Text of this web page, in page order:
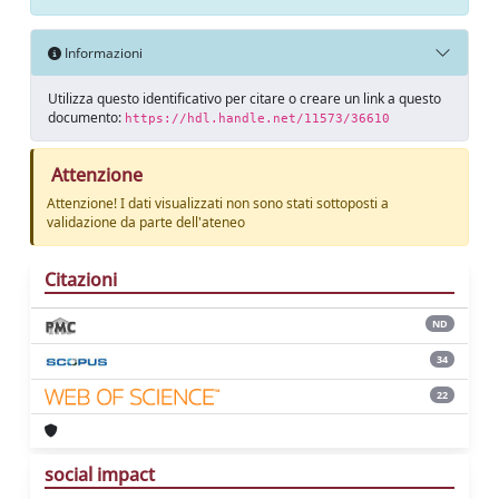
Informazioni
Utilizza questo identificativo per citare o creare un link a questo
documento: https://hdl.handle.net/11573/36610
Attenzione
Attenzione! I dati visualizzati non sono stati sottoposti a
validazione da parte dell'ateneo
Citazioni
ND
34
22
social impact